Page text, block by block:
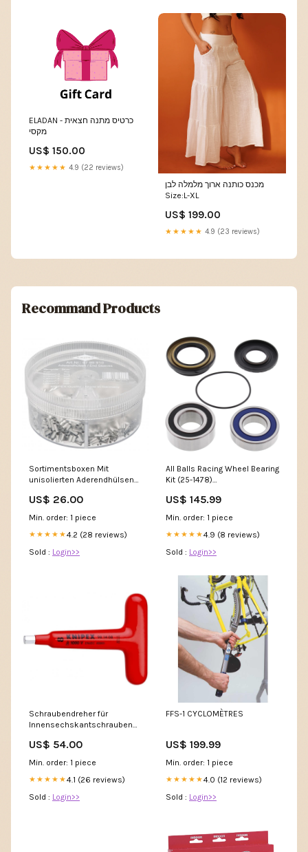
ELADAN - כרטיס מתנה חצאית
מקסי
US$ 150.00
★★★★★ 4.9 (22 reviews)
מכנס כותנה ארוך מלמלה לבן
Size:L-XL
US$ 199.00
★★★★★ 4.9 (23 reviews)
Recommand Products
Sortimentsboxen Mit
unisolierten Aderendhülsen
US$ 26.00
Min. order: 1 piece
★★★★★4.2 (28 reviews)
Sold : Login>>
All Balls Racing Wheel Bearing
Kit (25-1478)
& Clocks
US$ 145.99
Min. order: 1 piece
★★★★★4.9 (8 reviews)
Sold : Login>>
Schraubendreher für
Innensechskantschrauben
SÄGEN Stahlwille
US$ 54.00
Min. order: 1 piece
★★★★★4.1 (26 reviews)
Sold : Login>>
FFS-1 CYCLOMÈTRES
US$ 199.99
Min. order: 1 piece
★★★★★4.0 (12 reviews)
Sold : Login>>